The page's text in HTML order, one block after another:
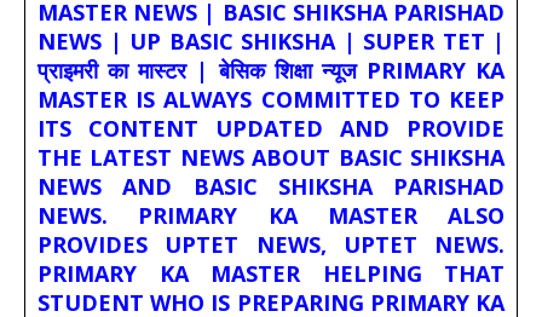
MASTER NEWS | BASIC SHIKSHA PARISHAD
NEWS | UP BASIC SHIKSHA | SUPER TET |
प्राइमरी का मास्टर | बेसिक शिक्षा न्यूज PRIMARY KA
MASTER IS ALWAYS COMMITTED TO KEEP
ITS CONTENT UPDATED AND PROVIDE
THE LATEST NEWS ABOUT BASIC SHIKSHA
NEWS AND BASIC SHIKSHA PARISHAD
NEWS. PRIMARY KA MASTER ALSO
PROVIDES UPTET NEWS, UPTET NEWS.
PRIMARY KA MASTER HELPING THAT
STUDENT WHO IS PREPARING PRIMARY KA